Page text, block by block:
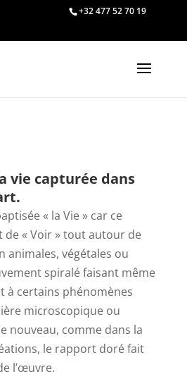
+32 477 52 70 19
vie capturée dans
« la Vie » car ce
de « Voir » tout autour de
animales, végétales ou
spiralé faisant même
à certains phénomènes
microscopique ou
nouveau, comme dans la
le rapport doré fait
l’œuvre.